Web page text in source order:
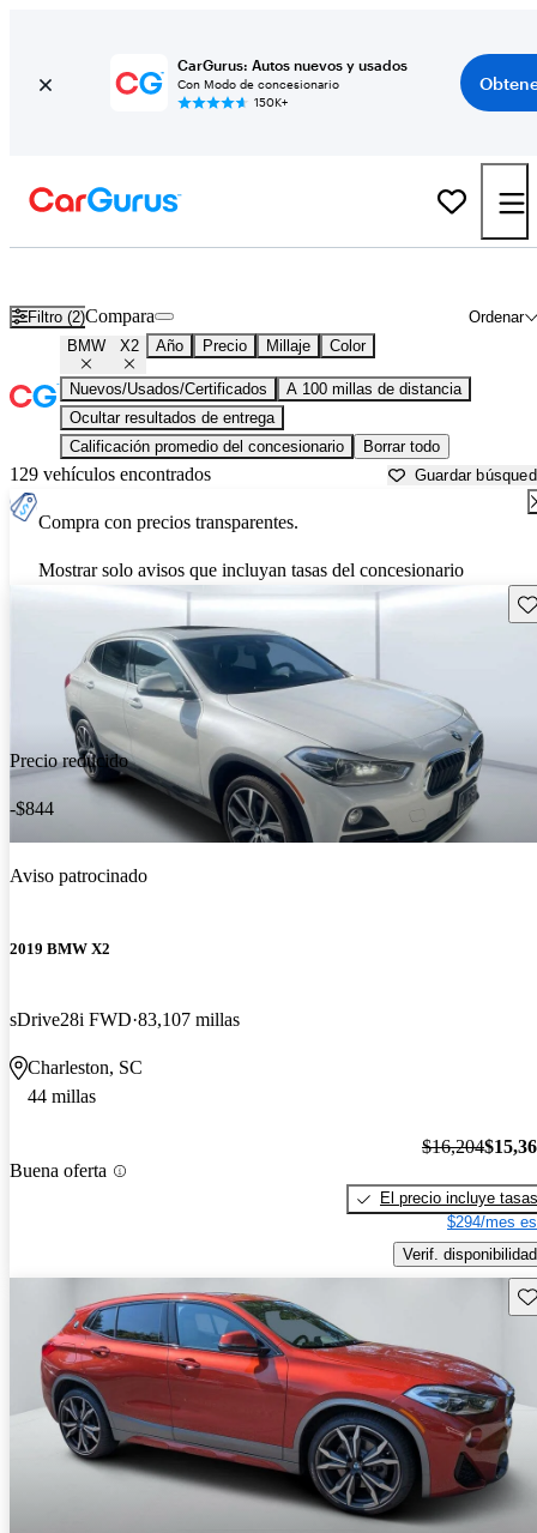
CarGurus: Autos nuevos y usados
Con Modo de concesionario
150K+
Filtro (2) Ordenar
Compara
BMW X2 Año Precio Millaje Color
Nuevos/Usados/Certificados
A 100 millas de distancia
Ocultar resultados de entrega
Calificación promedio del concesionario
Borrar todo
129 vehículos encontrados Guardar
Compra con precios transparentes.
Mostrar solo avisos que incluyan tasas del concesionario
Precio reducido
-$844
Aviso patrocinado
2019 BMW X2
sDrive28i FWD 83,107 millas
Charleston, SC
44 millas
Buena oferta
$16,204
El precio incluye tasas
$294/mes
Verif. disponibilidad